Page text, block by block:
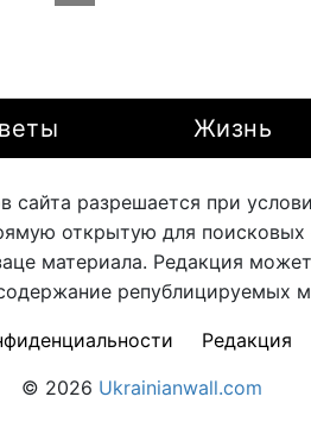
Жизнь
сайта разрешается при
открытую для
материала. Редакция
републицируемых
Редакция
© 2026 Ukrainianwall.com